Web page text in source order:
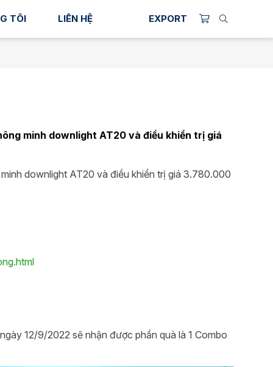
TÔI LIÊN HỆ EXPORT
minh downlight AT20 và điều khiển trị giá
downlight AT20 và điều khiển trị giá 3.780.000
12/9/2022 sẽ nhận được phần quà là 1 Combo